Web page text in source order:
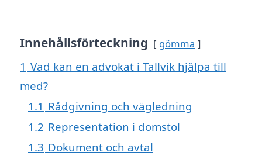
Innehållsförteckning gömma
1 Vad kan en advokat i Tallvik hjälpa till
med?
1.1 Rådgivning och vägledning
1.2 Representation i domstol
1.3 Dokument och avtal